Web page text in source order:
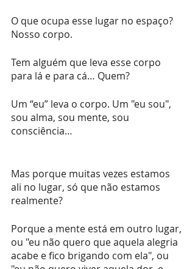
O que ocupa esse lugar no espaço?
Nosso corpo.
Tem alguém que leva esse corpo
para lá e para cá… Quem?
Um “eu” leva o corpo. Um "eu sou",
sou alma, sou mente, sou
consciência…
Mas porque muitas vezes estamos
ali no lugar, só que não estamos
realmente?
Porque a mente está em outro lugar,
ou "eu não quero que aquela alegria
acabe e fico brigando com ela", ou